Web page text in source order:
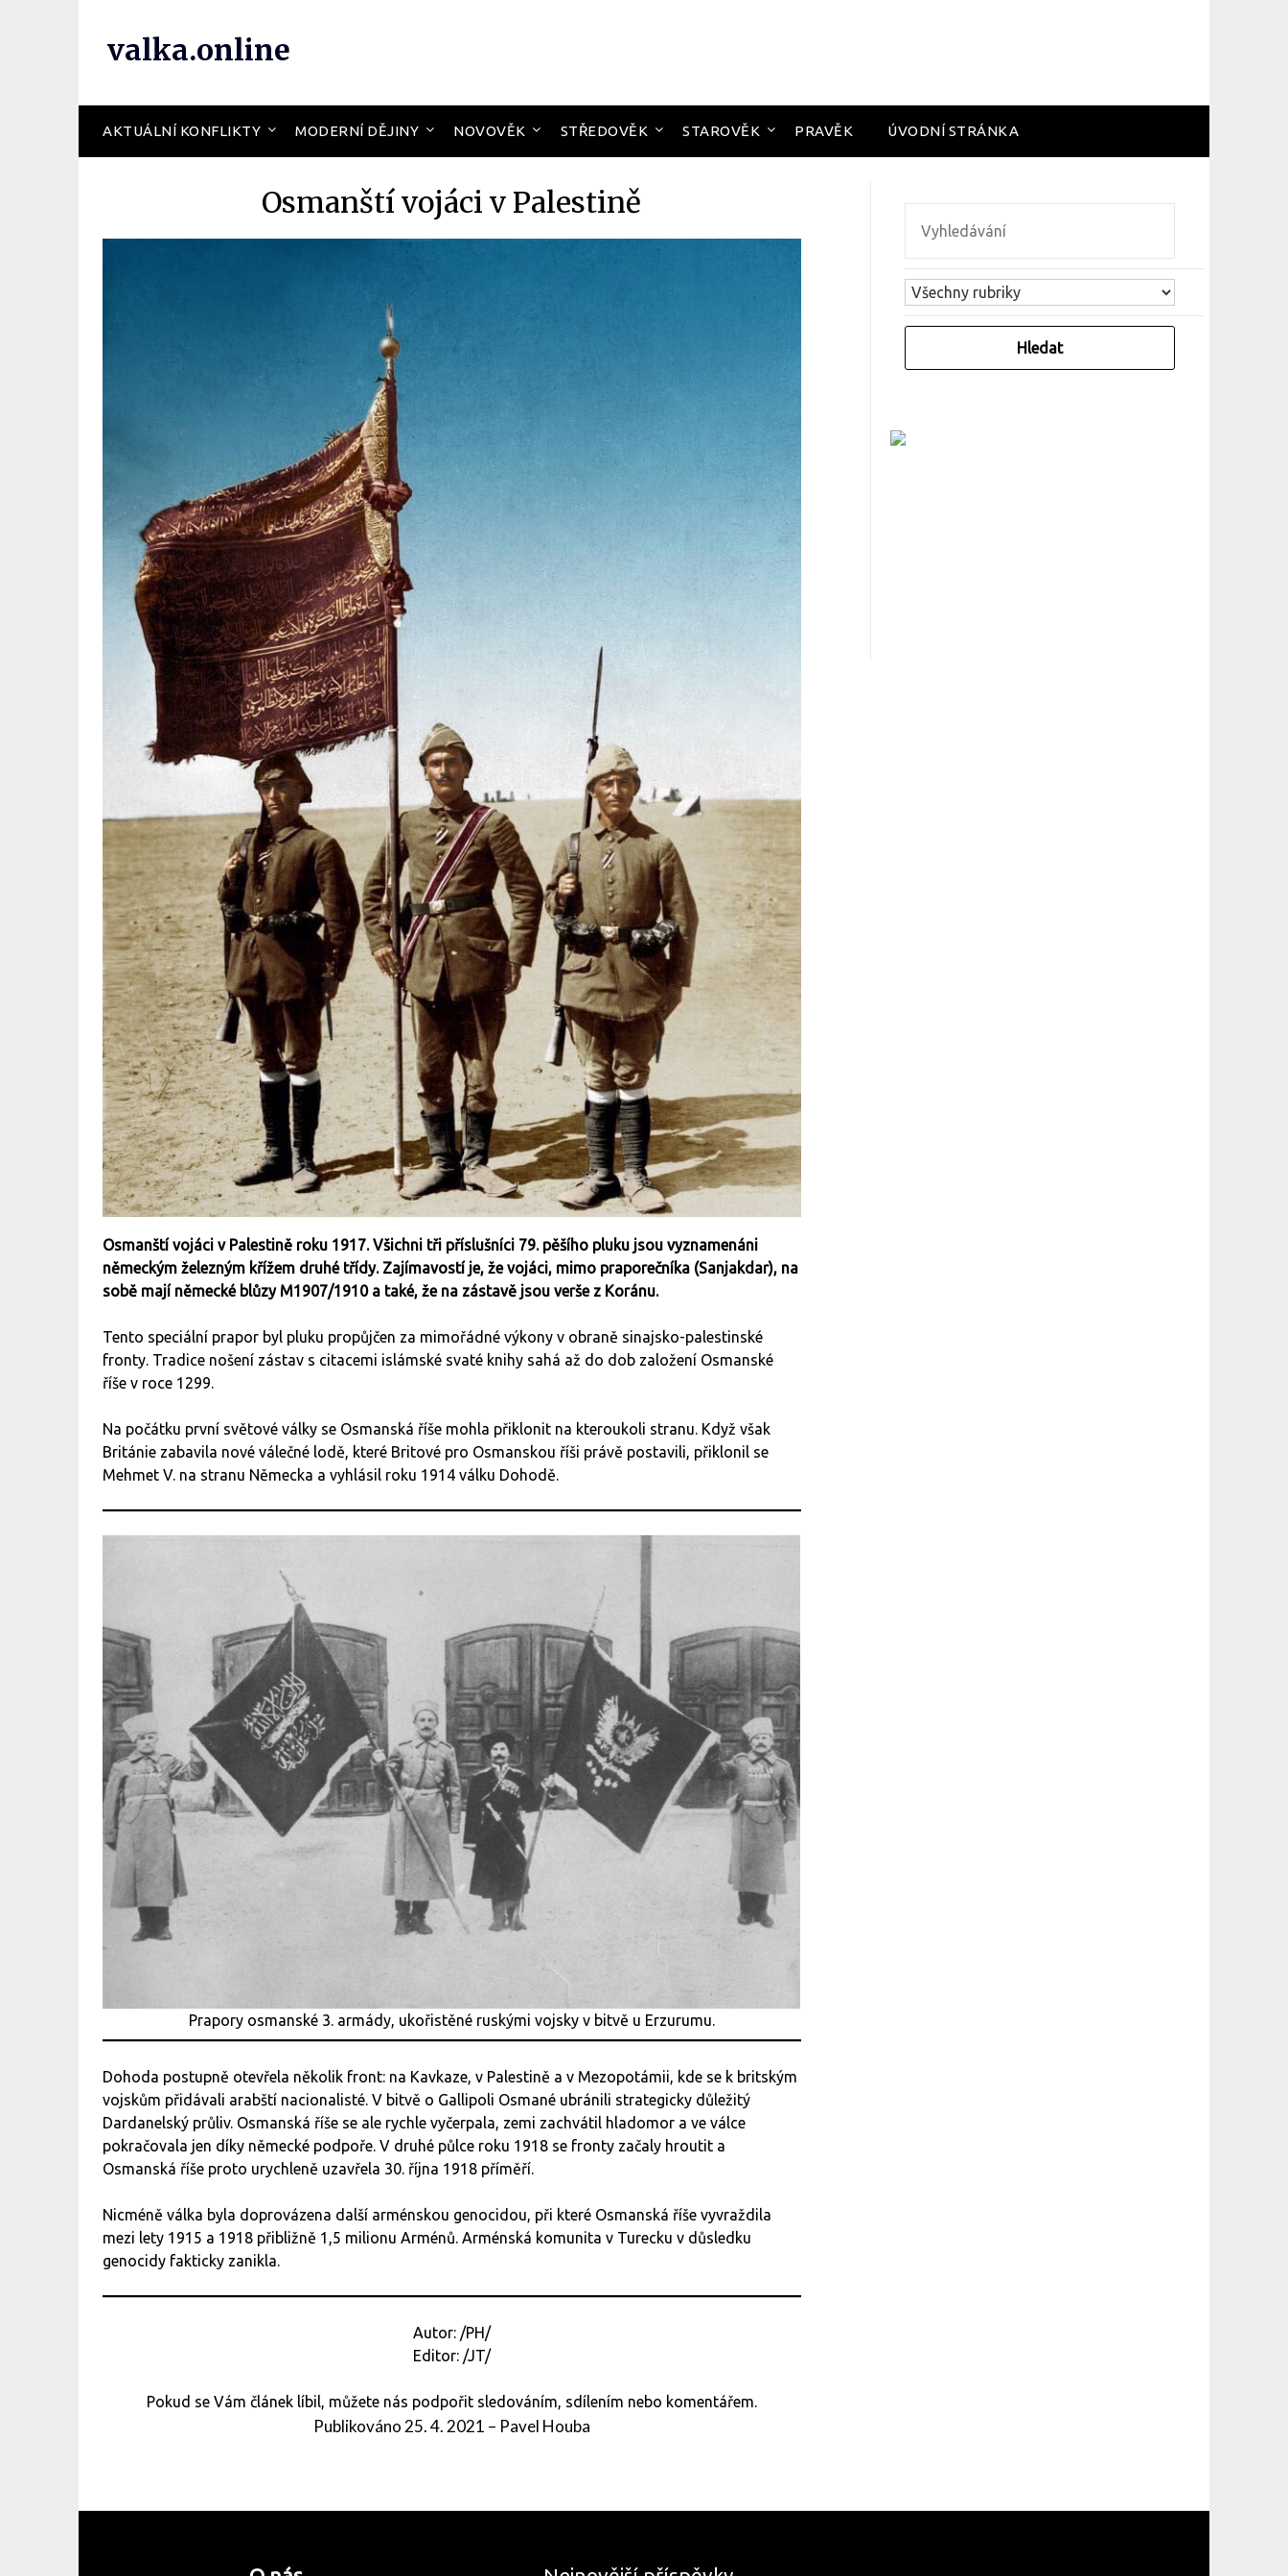
valka.online
AKTUÁLNÍ KONFLIKTY MODERNÍ DĚJINY NOVOVĚK STŘEDOVĚK STAROVĚK PRAVĚK ÚVODNÍ STRÁNKA
Osmanští vojáci v Palestině
Osmanští vojáci v Palestině roku 1917. Všichni tři příslušníci 79. pěšího pluku jsou vyznamenáni
německým železným křížem druhé třídy. Zajímavostí je, že vojáci, mimo praporečníka (Sanjakdar), na
sobě mají německé blůzy M1907/1910 a také, že na zástavě jsou verše z Koránu.
Tento speciální prapor byl pluku propůjčen za mimořádné výkony v obraně sinajsko-palestinské
fronty. Tradice nošení zástav s citacemi islámské svaté knihy sahá až do dob založení Osmanské
říše v roce 1299.
Na počátku první světové války se Osmanská říše mohla přiklonit na kteroukoli stranu. Když však
Británie zabavila nové válečné lodě, které Britové pro Osmanskou říši právě postavili, přiklonil se
Mehmet V. na stranu Německa a vyhlásil roku 1914 válku Dohodě.
Prapory osmanské 3. armády, ukořistěné ruskými vojsky v bitvě u Erzurumu.
Dohoda postupně otevřela několik front: na Kavkaze, v Palestině a v Mezopotámii, kde se k britským
vojskům přidávali arabští nacionalisté. V bitvě o Gallipoli Osmané ubránili strategicky důležitý
Dardanelský průliv. Osmanská říše se ale rychle vyčerpala, zemi zachvátil hladomor a ve válce
pokračovala jen díky německé podpoře. V druhé půlce roku 1918 se fronty začaly hroutit a
Osmanská říše proto urychleně uzavřela 30. října 1918 příměří.
Nicméně válka byla doprovázena další arménskou genocidou, při které Osmanská říše vyvraždila
mezi lety 1915 a 1918 přibližně 1,5 milionu Arménů. Arménská komunita v Turecku v důsledku
genocidy fakticky zanikla.
Autor: /PH/
Editor: /JT/
Pokud se Vám článek líbil, můžete nás podpořit sledováním, sdílením nebo komentářem.
Publikováno 25. 4. 2021 – Pavel Houba